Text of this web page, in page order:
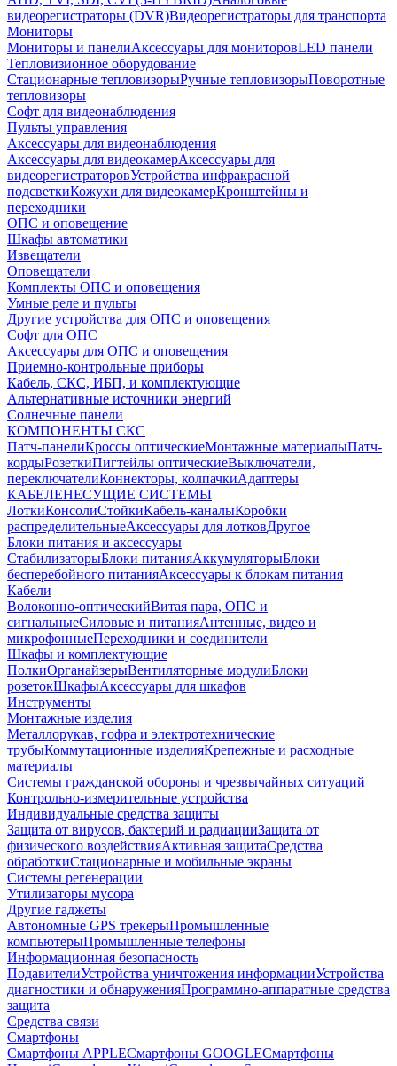
видеорегистраторы (DVR)Видеорегистраторы для транспорта
Мониторы
Мониторы и панелиАксессуары для мониторовLED панели
Тепловизионное оборудование
Стационарные тепловизорыРучные тепловизорыПоворотные
тепловизоры
Софт для видеонаблюдения
Пульты управления
Аксессуары для видеонаблюдения
Аксессуары для видеокамерАксессуары для
видеорегистраторовУстройства инфракрасной
подсветкиКожухи для видеокамерКронштейны и
переходники
ОПС и оповещение
Шкафы автоматики
Извещатели
Оповещатели
Комплекты ОПС и оповещения
Умные реле и пульты
Другие устройства для ОПС и оповещения
Софт для ОПС
Аксессуары для ОПС и оповещения
Приемно-контрольные приборы
Кабель, СКС, ИБП, и комплектующие
Альтернативные источники энергий
Солнечные панели
КОМПОНЕНТЫ СКС
Патч-панелиКроссы оптическиеМонтажные материалыПатч-
кордыРозеткиПигтейлы оптическиеВыключатели,
переключателиКоннекторы, колпачкиАдаптеры
КАБЕЛЕНЕСУЩИЕ СИСТЕМЫ
ЛоткиКонсолиСтойкиКабель-каналыКоробки
распределительныеАксессуары для лотковДругое
Блоки питания и аксессуары
СтабилизаторыБлоки питанияАккумуляторыБлоки
бесперебойного питанияАксессуары к блокам питания
Кабели
Волоконно-оптическийВитая пара, ОПС и
сигнальныеСиловые и питанияАнтенные, видео и
микрофонныеПереходники и соединители
Шкафы и комплектующие
ПолкиОрганайзерыВентиляторные модулиБлоки
розетокШкафыАксессуары для шкафов
Инструменты
Монтажные изделия
Металлорукав, гофра и электротехнические
трубыКоммутационные изделияКрепежные и расходные
материалы
Системы гражданской обороны и чрезвычайных ситуаций
Контрольно-измерительные устройства
Индивидуальные средства защиты
Защита от вирусов, бактерий и радиацииЗащита от
физического воздействияАктивная защитаСредства
обработкиСтационарные и мобильные экраны
Системы регенерации
Утилизаторы мусора
Другие гаджеты
Автономные GPS трекерыПромышленные
компьютерыПромышленные телефоны
Информационная безопасность
ПодавителиУстройства уничтожения информацииУстройства
диагностики и обнаруженияПрограммно-аппаратные средства
защита
Средства связи
Смартфоны
Смартфоны APPLEСмартфоны GOOGLEСмартфоны